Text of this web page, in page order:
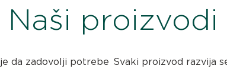
Naši proizvodi
da zadovolji potrebe Svaki proizvod razvija